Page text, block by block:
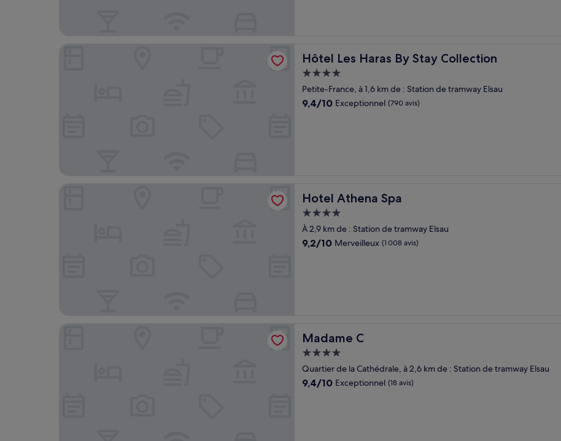
Hôtel Les Haras By Stay Collection
Hôtel Les Haras By Stay Collection
Hébergement
4.0 étoiles
Petite-France, à 1,6 km de : Station de tramway Elsau
9.4
9,4/10 Exceptionnel (790 avis)
Hotel Athena Spa
Hotel Athena Spa
Hébergement
4.0 étoiles
À 2,9 km de : Station de tramway Elsau
9.2
9,2/10 Merveilleux (1 008 avis)
Madame C
Madame C
Hébergement
4.0 étoiles
Quartier de la Cathédrale, à 2,6 km de : Station de tramway Elsau
9.4
9,4/10 Exceptionnel (18 avis)